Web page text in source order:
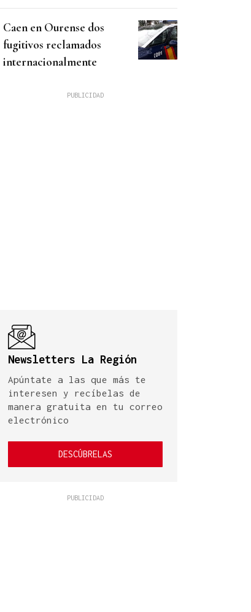
Caen en Ourense dos
fugitivos reclamados
internacionalmente
Newsletters La Región
Apúntate a las que más te
interesen y recíbelas de
manera gratuita en tu correo
electrónico
DESCÚBRELAS